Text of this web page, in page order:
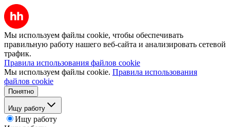
Мы используем файлы cookie, чтобы обеспечивать
правильную работу нашего веб-сайта и анализировать сетевой
трафик.
Правила использования файлов cookie
Мы используем файлы cookie. Правила использования
файлов cookie
Понятно
Ищу работу
Ищу работу